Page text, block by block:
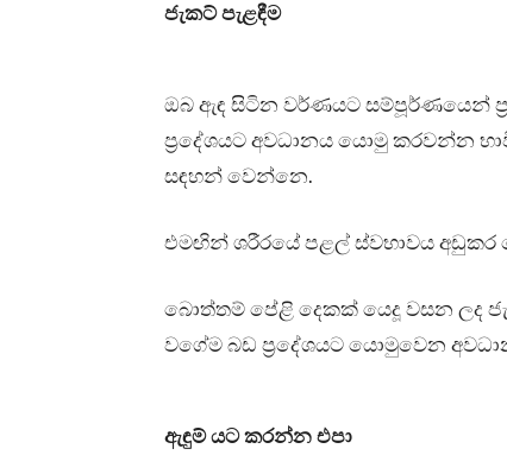
ජැකට් පැළඳීම
ඔබ ඇඳ සිටින වර්ණයට සම්පූර්ණයෙන්
ප්‍රදේශයට අවධානය යොමු කරවන්න
සඳහන් වෙන්නෙ.
එමඟින් ශරීරයේ පළල් ස්වභාවය අඩුකර
බොත්තම් පේළි දෙකක් යෙදූ වසන ලද
වගේම බඩ ප්‍රදේශයට යොමුවෙන
ඇඳුම් යට කරන්න එපා